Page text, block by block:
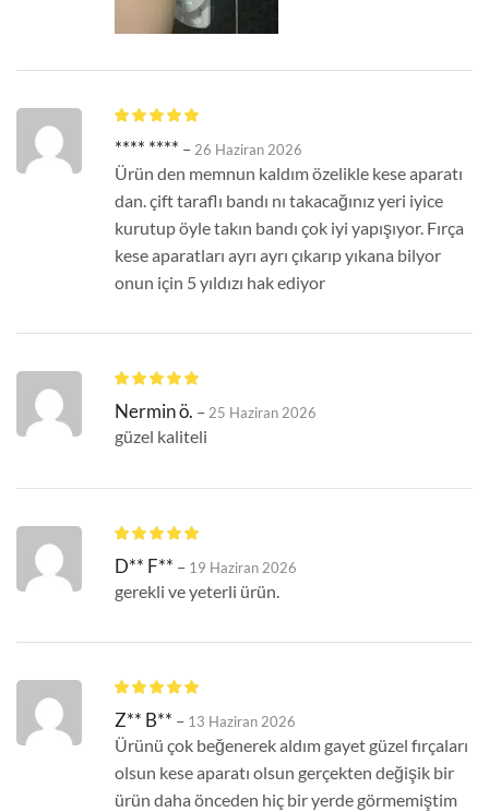
**** **** – 26 Haziran 2026
Ürün den memnun kaldım özelikle kese aparatı
dan. çift taraflı bandı nı takacağınız yeri iyice
kurutup öyle takın bandı çok iyi yapışıyor. Fırça
kese aparatları ayrı ayrı çıkarıp yıkana bilyor
onun için 5 yıldızı hak ediyor
Nermin ö. –25 Haziran 2026
güzel kaliteli
D** F** – 19 Haziran 2026
gerekli ve yeterli ürün.
Z** B** – 13 Haziran 2026
Ürünü çok beğenerek aldım gayet güzel fırçaları
olsun kese aparatı olsun gerçekten değişik bir
ürün daha önceden hiç bir yerde görmemiştim